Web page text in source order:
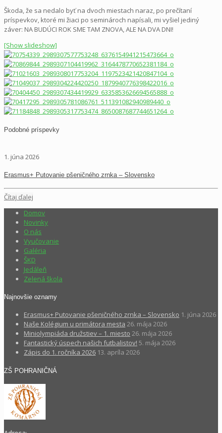
Škoda, že sa nedalo byť na dvoch miestach naraz, po prečítaní
príspevkov, ktoré mi žiaci po seminároch napísali, mi vyšiel jediný
záver: NA BUDÚCI ROK SME TAM ZNOVA, ALE NA DVA DNI!
[Show slideshow]
Podobné príspevky
1. júna 2026
Erasmus+ Putovanie pšeničného zrnka – Slovensko
Čítaj ďalej
Domov
Novinky
O nás
Vyučovanie
Galéria
ŠKD
Jedáleň
Zelená škola
Najnovšie oznamy
Erasmus+ Putovanie pšeničného zrnka – Slovensko 1. júna 2026
Naše Kolégium u primátora mesta 26. mája 2026
Miniolympiáda družstiev – 1. miesto 26. mája 2026
Fantastický úspech našich futbalistov! 5. mája 2026
Zápis do 1. ročníka 2026 13. apríla 2026
ZŠ POHRANIČNÁ